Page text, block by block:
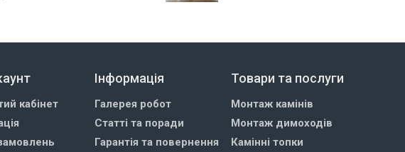
кабінет
Інформація
Галерея робот
Статті та поради
Гарантія та повернення
Товари та послуги
Монтаж камінів
Монтаж димоходів
Камінні топки